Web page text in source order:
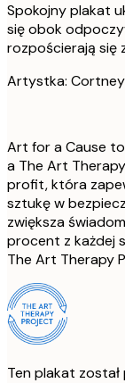
Spokojny plakat
się obok
rozpościerają się
Artystka:
Art for a Cause
a The Art
profit, która
sztukę w
zwiększa
procent z każdej
The Art Therapy
Ten plakat